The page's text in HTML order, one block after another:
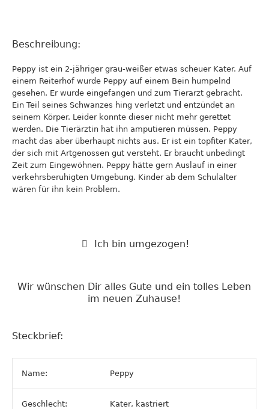
Beschreibung:
Peppy ist ein 2-jähriger grau-weißer etwas scheuer Kater. Auf
einem Reiterhof wurde Peppy auf einem Bein humpelnd
gesehen. Er wurde eingefangen und zum Tierarzt gebracht.
Ein Teil seines Schwanzes hing verletzt und entzündet an
seinem Körper. Leider konnte dieser nicht mehr gerettet
werden. Die Tierärztin hat ihn amputieren müssen. Peppy
macht das aber überhaupt nichts aus. Er ist ein topfiter Kater,
der sich mit Artgenossen gut versteht. Er braucht unbedingt
Zeit zum Eingewöhnen. Peppy hätte gern Auslauf in einer
verkehrsberuhigten Umgebung. Kinder ab dem Schulalter
wären für ihn kein Problem.
Ich bin umgezogen!
Wir wünschen Dir alles Gute und ein tolles Leben
im neuen Zuhause!
Steckbrief:
Name: Peppy
Geschlecht: Kater, kastriert